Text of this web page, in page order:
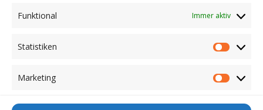
Funktional Immer aktiv
Statistiken
Marketing
Datenschutzerklärung
Kontakt